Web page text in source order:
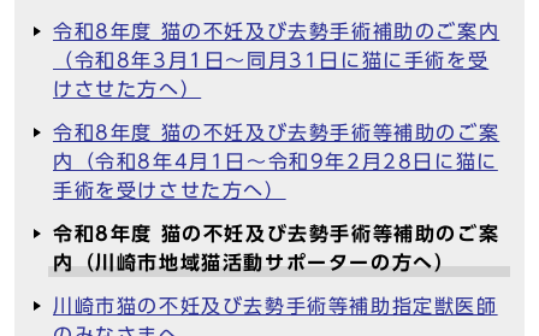
令和8年度 猫の不妊及び去勢手術補助のご案内
（令和8年3月1日～同月31日に猫に手術を受
けさせた方へ）
令和8年度 猫の不妊及び去勢手術等補助のご案
内（令和8年4月1日～令和9年2月28日に猫に
手術を受けさせた方へ）
令和8年度 猫の不妊及び去勢手術等補助のご案
内（川崎市地域猫活動サポーターの方へ）
川崎市猫の不妊及び去勢手術等補助指定獣医師